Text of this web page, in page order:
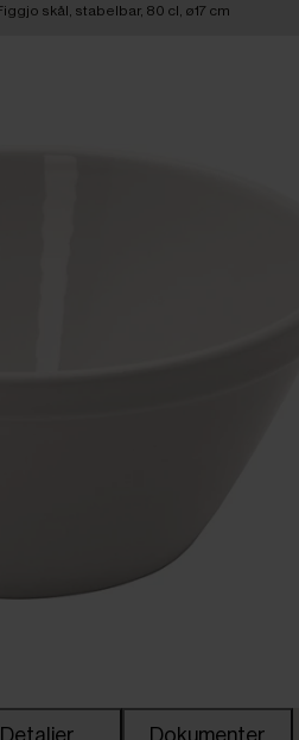
skål, stabelbar, 80 cl, ø17 cm
Detaljer Dokumenter